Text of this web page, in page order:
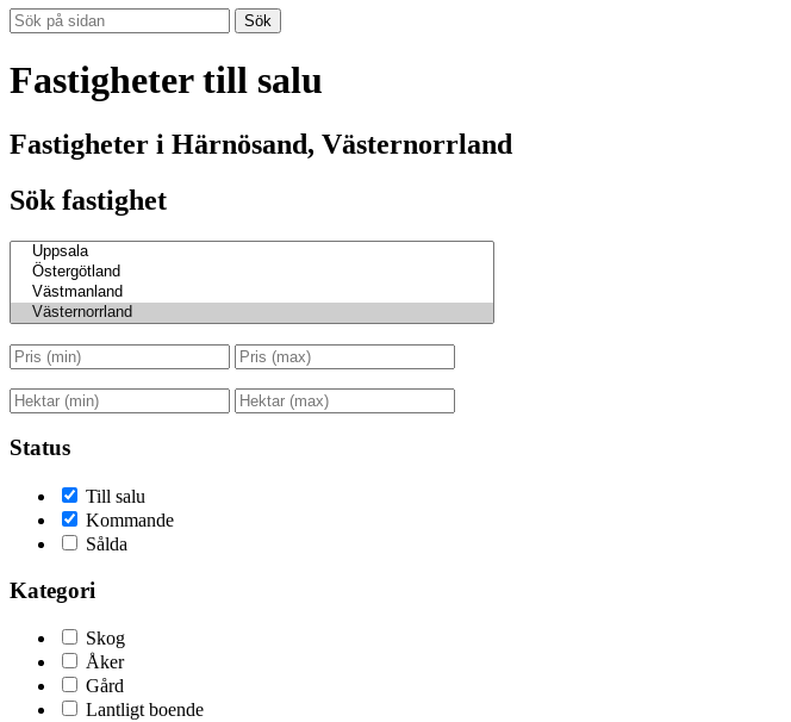
Sök
Fastigheter till salu
Fastigheter i Härnösand, Västernorrland
Sök fastighet
Status
Till salu
Kommande
Sålda
Kategori
Skog
Åker
Gård
Lantligt boende